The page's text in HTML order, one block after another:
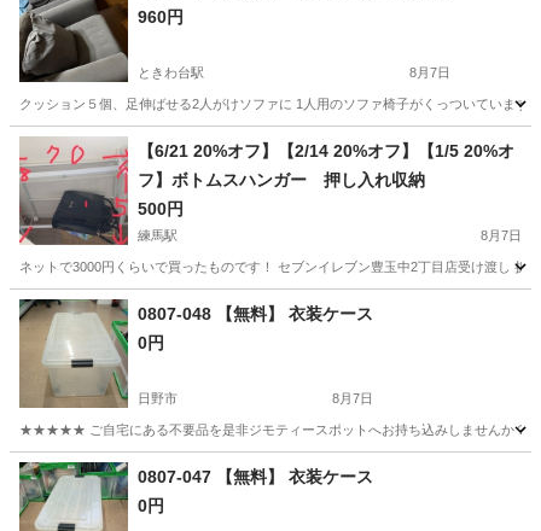
960円
ときわ台駅 8月7日
クッション５個、足伸ばせる2人がけソファに 1人用のソファ椅子がくっついていま
東京 板橋区 ソファ
【6/21 20%オフ】【2/14 20%オフ】【1/5 20%オ
フ】ボトムスハンガー 押し入れ収納
500円
練馬駅 8月7日
ネットで3000円くらいで買ったものです！ セブンイレブン豊玉中2丁目店受け渡し 折
東京 練馬区 収納家具 2丁目
0807-048 【無料】 衣装ケース
0円
日野市 8月7日
★★★★★ ご自宅にある不要品を是非ジモティースポットへお持ち込みしませんか？
東京 日野市 現地
0807-047 【無料】 衣装ケース
0円